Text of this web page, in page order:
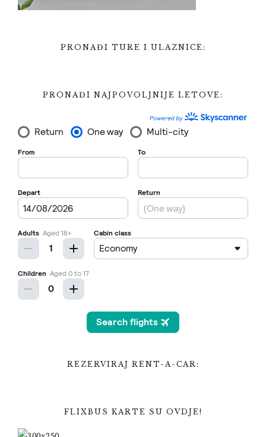
PRONAĐI TURE I ULAZNICE:
PRONAĐI NAJPOVOLJNIJE LETOVE:
REZERVIRAJ RENT-A-CAR:
FLIXBUS KARTE SU OVDJE!